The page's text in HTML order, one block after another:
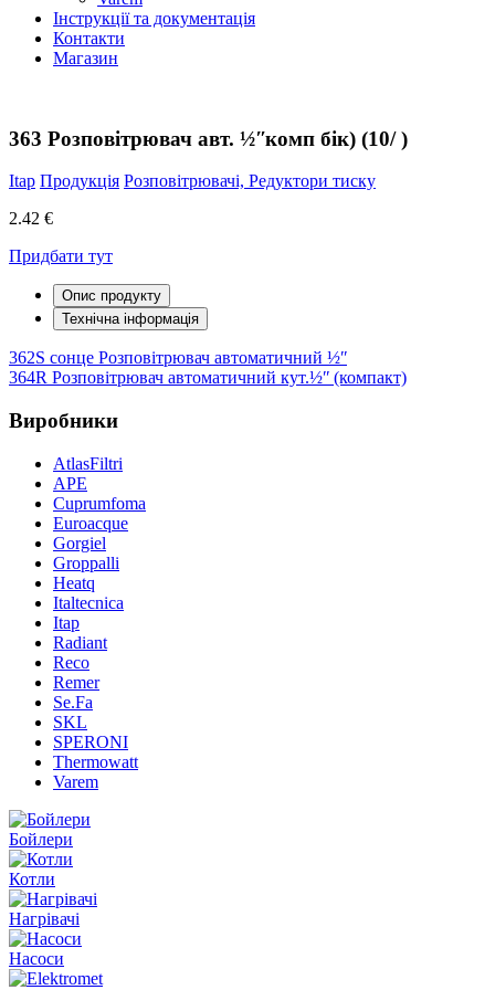
Інструкції та документація
Контакти
Магазин
363 Розповітрювач авт. ½ʺкомп бік) (10/ )
Itap Продукція Розповітрювачі, Редуктори тиску
2.42 €
Придбати тут
Опис продукту
Технічна інформація
Навігація
записів
362S сонце Розповітрювач автоматичний ½ʺ
364R Розповітрювач автоматичний кут.½ʺ (компакт)
Виробники
AtlasFiltri
APE
Cuprumfoma
Euroacque
Gorgiel
Groppalli
Heatq
Italtecnica
Itap
Radiant
Reco
Remer
Se.Fa
SKL
SPERONI
Thermowatt
Varem
Бойлери
Котли
Нагрівачі
Насоси